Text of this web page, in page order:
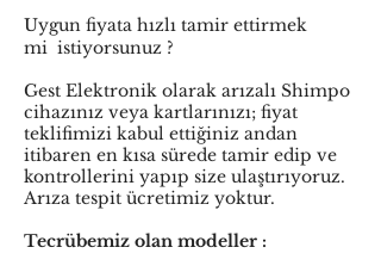
Uygun fiyata hızlı tamir ettirmek
mi istiyorsunuz ?
Gest Elektronik olarak arızalı Shimpo
cihazınız veya kartlarınızı; fiyat
teklifimizi kabul ettiğiniz andan
itibaren en kısa sürede tamir edip ve
kontrollerini yapıp size ulaştırıyoruz.
Arıza tespit ücretimiz yoktur.
Tecrübemiz olan modeller :